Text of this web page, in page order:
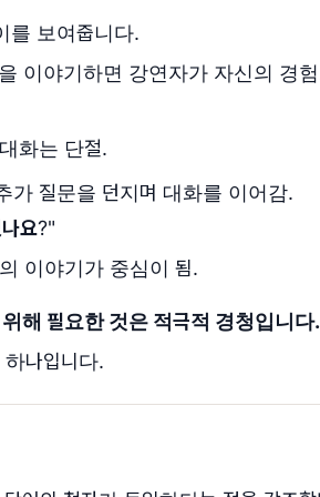
를 보여줍니다.
이야기하면 강연자가 자신의 경
화는 단절.
가 질문을 던지며 대화를 이어감.
요?"
이야기가 중심이 됨.
해 필요한 것은 적극적 경청입니다.
하나입니다.